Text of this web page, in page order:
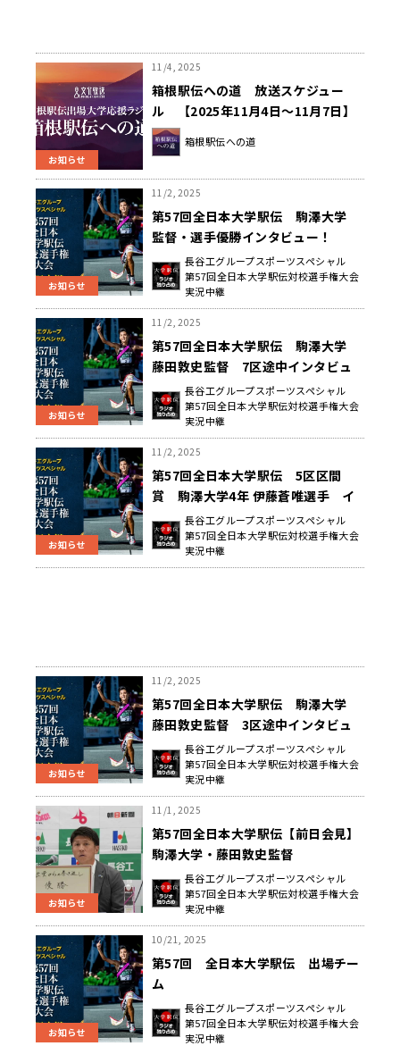
お知らせ
11/4, 2025
箱根駅伝への道 放送スケジュー
ル 【2025年11月4日～11月7日】
箱根駅伝への道
お知らせ
11/2, 2025
第57回全日本大学駅伝 駒澤大学
監督・選手優勝インタビュー！
長谷工グループスポーツスペシャル
第57回全日本大学駅伝対校選手権大会
実況中継
お知らせ
11/2, 2025
第57回全日本大学駅伝 駒澤大学
藤田敦史監督 7区途中インタビュ
長谷工グループスポーツスペシャル
第57回全日本大学駅伝対校選手権大会
実況中継
お知らせ
11/2, 2025
第57回全日本大学駅伝 5区区間
賞 駒澤大学4年 伊藤蒼唯選手 イ
ンタビュー
長谷工グループスポーツスペシャル
第57回全日本大学駅伝対校選手権大会
実況中継
お知らせ
11/2, 2025
第57回全日本大学駅伝 駒澤大学
藤田敦史監督 3区途中インタビュ
長谷工グループスポーツスペシャル
第57回全日本大学駅伝対校選手権大会
実況中継
お知らせ
11/1, 2025
第57回全日本大学駅伝【前日会見】
駒澤大学・藤田敦史監督
長谷工グループスポーツスペシャル
第57回全日本大学駅伝対校選手権大会
実況中継
お知らせ
10/21, 2025
第57回 全日本大学駅伝 出場チー
ム
長谷工グループスポーツスペシャル
第57回全日本大学駅伝対校選手権大会
実況中継